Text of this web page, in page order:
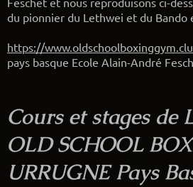
du pionnier du Lethwei et du Bando
https://
pays basque Ecole Alain-André
Cours et stages de
OLD SCHOOL
URRUGNE Pays